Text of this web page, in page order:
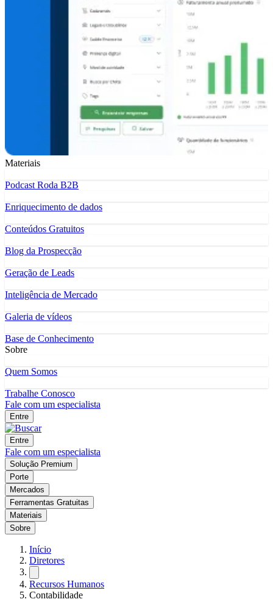
Materiais
Podcast Roda B2B
Enriquecimento de dados
Conteúdos Gratuitos
Blog da Prospecção
Geração de Leads
Inteligência de Mercado
Galeria de vídeos
Base de Conhecimento
Sobre
Quem Somos
Trabalhe Conosco
Fale com um especialista
Entre
Entre
Fale com um especialista
Solução Premium
Porte
Mercados
Ferramentas Gratuitas
Materiais
Sobre
Início
Diretores
Recursos Humanos
Contabilidade